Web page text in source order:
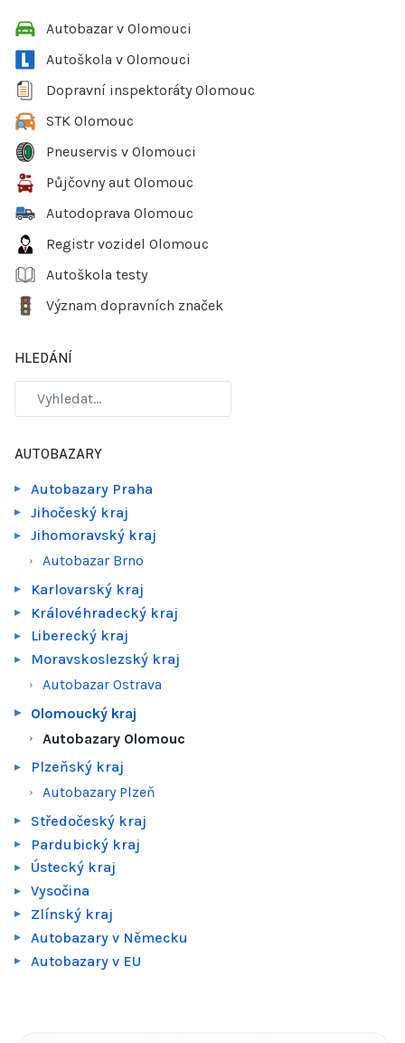
Autobazar v Olomouci
Autoškola v Olomouci
Dopravní inspektoráty Olomouc
STK Olomouc
Pneuservis v Olomouci
Půjčovny aut Olomouc
Autodoprava Olomouc
Registr vozidel Olomouc
Autoškola testy
Význam dopravních značek
HLEDÁNÍ
AUTOBAZARY
Autobazary Praha
Jihočeský kraj
Jihomoravský kraj
Autobazar Brno
Karlovarský kraj
Královéhradecký kraj
Liberecký kraj
Moravskoslezský kraj
Autobazar Ostrava
Olomoucký kraj
Autobazary Olomouc
Plzeňský kraj
Autobazary Plzeň
Středočeský kraj
Pardubický kraj
Ústecký kraj
Vysočina
Zlínský kraj
Autobazary v Německu
Autobazary v EU